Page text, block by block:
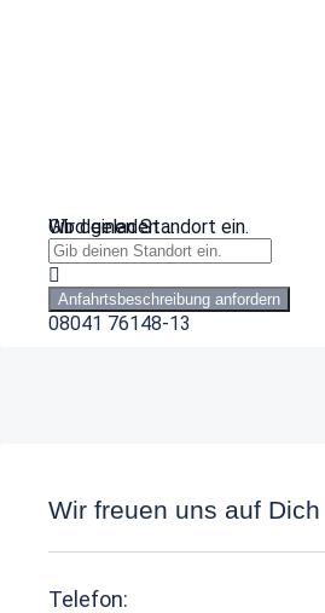
Wird geladen …
Gib deinen Standort ein.
Anfahrtsbeschreibung anfordern
08041 76148-13
Wir freuen uns auf Dich
Telefon: